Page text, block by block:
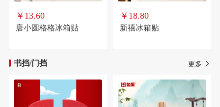
￥13.60
唐小圆格格冰箱贴
￥18.80
新禧冰箱贴
书挡/门挡 更多